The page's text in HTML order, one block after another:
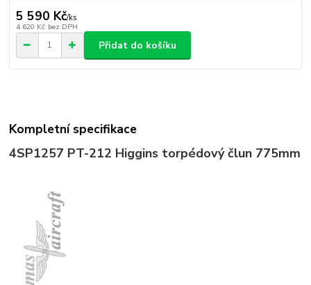
5 590 Kč/ks
4 620 Kč bez DPH
Přidat do košíku
Kompletní specifikace
4SP1257 PT-212 Higgins torpédový člun 775mm